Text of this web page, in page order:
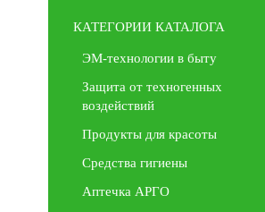
КАТЕГОРИИ КАТАЛОГА
ЭМ-технологии в быту
Защита от техногенных
воздействий
Продукты для красоты
Средства гигиены
Аптечка АРГО